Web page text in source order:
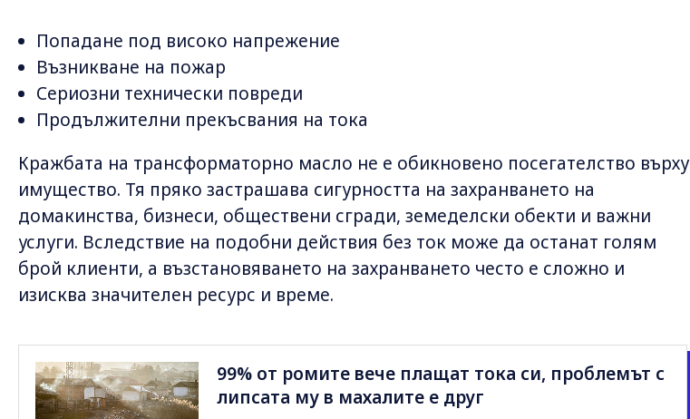
Попадане под високо напрежение
Възникване на пожар
Сериозни технически повреди
Продължителни прекъсвания на тока
Кражбата на трансформаторно масло не е обикновено посегателство върху
имущество. Тя пряко застрашава сигурността на захранването на
домакинства, бизнеси, обществени сгради, земеделски обекти и важни
услуги. Вследствие на подобни действия без ток може да останат голям
брой клиенти, а възстановяването на захранването често е сложно и
изисква значителен ресурс и време.
99% от ромите вече плащат тока си, проблемът с
липсата му в махалите е друг